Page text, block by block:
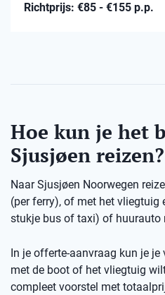
Richtprijs: €85 - €155 p.p.
Hoe kun je het
Sjusjøen reizen?
Naar Sjusjøen Noorwegen
(per ferry), of met het vliegtuig
stukje bus of taxi) of huurauto
In je offerte-aanvraag kun je
met de boot of het vliegtuig
compleet voorstel met